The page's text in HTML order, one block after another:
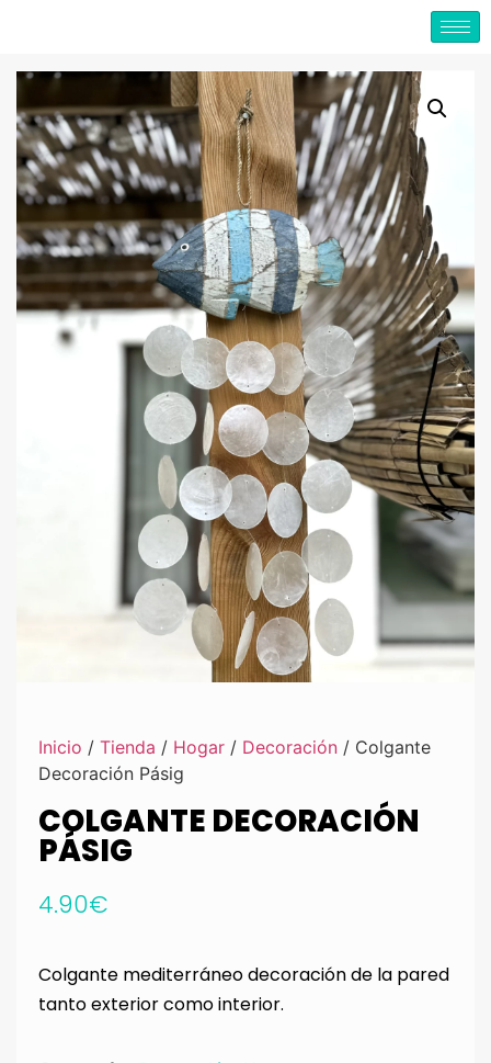
Inicio / Tienda / Hogar / Decoración / Colgante
Decoración Pásig
COLGANTE DECORACIÓN
PÁSIG
4.90€
Colgante mediterráneo decoración de la pared
tanto exterior como interior.